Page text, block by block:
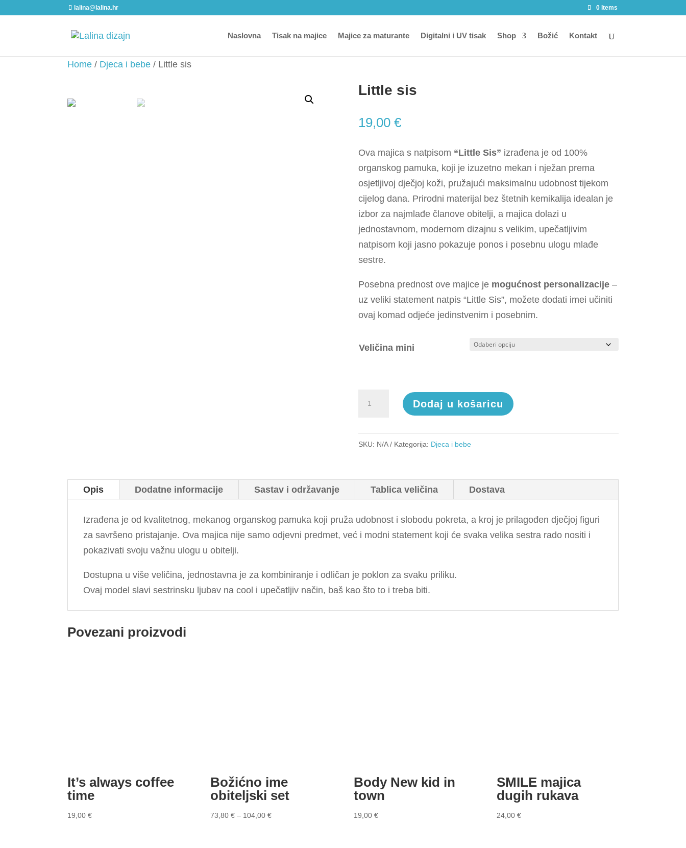
lalina@lalina.hr 0 Items
Naslovna Tisak na majice Majice za maturante Digitalni i UV tisak Shop Božić Kontakt
Home / Djeca i bebe / Little sis
Little sis
19,00 €
Ova majica s natpisom “Little Sis” izrađena je od 100%
organskog pamuka, koji je izuzetno mekan i nježan prema
osjetljivoj dječjoj koži, pružajući maksimalnu udobnost tijekom
cijelog dana. Prirodni materijal bez štetnih kemikalija idealan je
izbor za najmlađe članove obitelji, a majica dolazi u
jednostavnom, modernom dizajnu s velikim, upečatljivim
natpisom koji jasno pokazuje ponos i posebnu ulogu mlađe
sestre.
Posebna prednost ove majice je mogućnost personalizacije–
uz veliki statement natpis “Little Sis”, možete dodati imei učiniti
ovaj komad odjeće jedinstvenim i posebnim.
Veličina mini
Dodaj u košaricu
SKU: N/A Kategorija: Djeca i bebe
Opis Dodatne informacije Sastav i održavanje Tablica veličina Dostava
Izrađena je od kvalitetnog, mekanog organskog pamuka koji pruža udobnost i slobodu pokreta, a kroj je prilagođen dječjoj figuri
za savršeno pristajanje. Ova majica nije samo odjevni predmet, već i modni statement koji će svaka velika sestra rado nositi i
pokazivati svoju važnu ulogu u obitelji.
Dostupna u više veličina, jednostavna je za kombiniranje i odličan je poklon za svaku priliku.
Ovaj model slavi sestrinsku ljubav na cool i upečatljiv način, baš kao što to i treba biti.
Povezani proizvodi
It’s always coffee
time
19,00 €
Božićno ime
obiteljski set
73,80€ – 104,00€
Body New kid in
town
19,00 €
SMILE majica
dugih rukava
24,00 €